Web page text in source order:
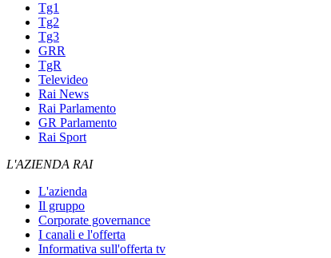
Tg1
Tg2
Tg3
GRR
TgR
Televideo
Rai News
Rai Parlamento
GR Parlamento
Rai Sport
L'AZIENDA RAI
L'azienda
Il gruppo
Corporate governance
I canali e l'offerta
Informativa sull'offerta tv